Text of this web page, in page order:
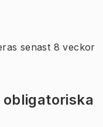
senast 8 veckor